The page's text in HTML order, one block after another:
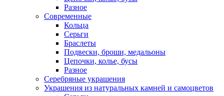
Разное
Современные
Кольца
Серьги
Браслеты
Подвески, броши, медальоны
Цепочки, колье, бусы
Разное
Серебряные украшения
Украшения из натуральных камней и самоцветов